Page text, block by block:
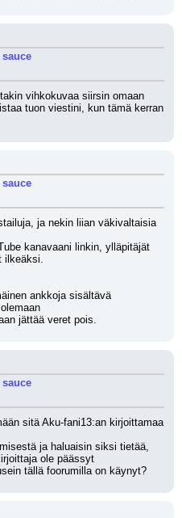
vihkokuvaa siirsin omaan
tuon viestini, kun tämä kerran
ja nekin liian väkivaltaisia
kanavaani linkin, ylläpitäjät
ilkeäksi.
ankkoja sisältävä
jättää veret pois.
sitä Aku-fani13:an kirjoittamaa
ja haluaisin siksi tietää,
ole päässyt
tällä foorumilla on käynyt?